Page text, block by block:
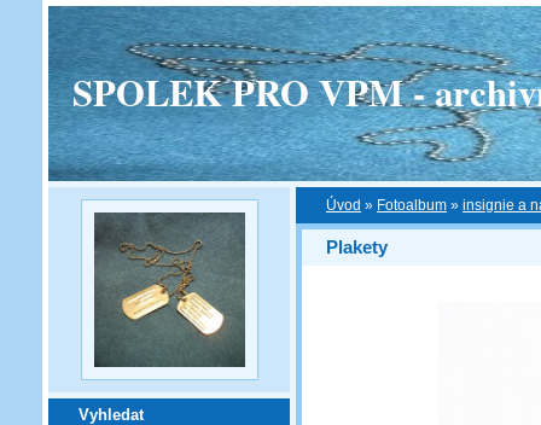
SPOLEK PRO VPM -
Vyhledat
Úvod » Fotoalbum » insignie a
Plakety